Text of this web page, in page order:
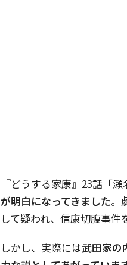
『どうする家康』23話「瀬
が明白になってきました。
して疑われ、信康切腹事件
しかし、実際には武田家の